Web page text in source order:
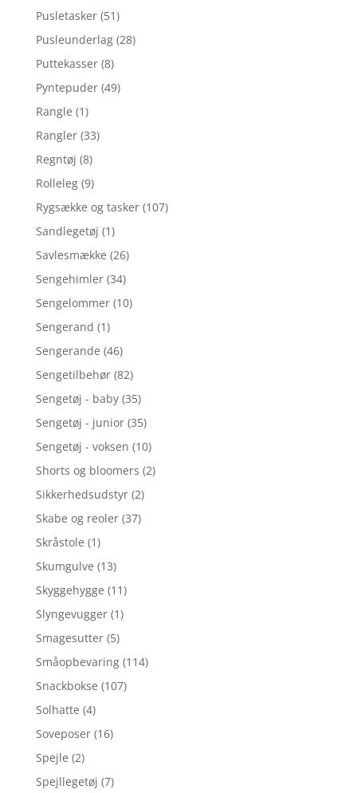
Pusletasker (51)
Pusleunderlag (28)
Puttekasser (8)
Pyntepuder (49)
Rangle (1)
Rangler (33)
Regntøj (8)
Rolleleg (9)
Rygsække og tasker (107)
Sandlegetøj (1)
Savlesmække (26)
Sengehimler (34)
Sengelommer (10)
Sengerand (1)
Sengerande (46)
Sengetilbehør (82)
Sengetøj - baby (35)
Sengetøj - junior (35)
Sengetøj - voksen (10)
Shorts og bloomers (2)
Sikkerhedsudstyr (2)
Skabe og reoler (37)
Skråstole (1)
Skumgulve (13)
Skyggehygge (11)
Slyngevugger (1)
Smagesutter (5)
Småopbevaring (114)
Snackbokse (107)
Solhatte (4)
Soveposer (16)
Spejle (2)
Spejllegetøj (7)